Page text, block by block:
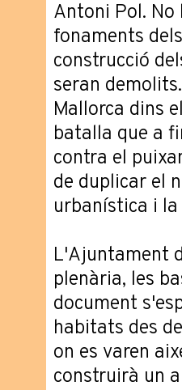
Antoni Pol.
fonaments
construcció
seran
Mallorca dins
batalla que a
contra el
de duplicar el
urbanística i
L'Ajuntament
plenària, les
document
habitats des
on es varen
construirà un